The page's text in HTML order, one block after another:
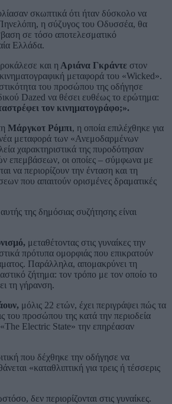
σκωπτικά ότι ήταν δύσκολο να
η σύζυγος του Οδυσσέα, θα
σε τόσο αποτελεσματικό
Ελλάδα.
και η Αριάνα Γκράντε στον
μεταφορά του «Wicked».
του προσώπου της οδήγησε
Dazed να θέσει ευθέως το ερώτημα:
τον κινηματογράφο;».
Μάργκοτ Ρόμπι, η οποία επιλέχθηκε για
μεταφορά των «Ανεμοδαρμένων
χαρακτηριστικά της πυροδότησαν
επεμβάσεων, οι οποίες – σύμφωνα με
να περιορίζουν την ένταση και τη
που απαιτούν ορισμένες δραματικές
της δημόσιας συζήτησης είναι
μεταθέτοντας στις γυναίκες την
πρότυπα ομορφιάς που επικρατούν
Παράλληλα, απομακρύνει τη
ζήτημα: τον τρόπο με τον οποίο το
τη γήρανση.
μόλις 22 ετών, έχει περιγράψει πώς τα
του προσώπου της κατά την περιοδεία
Electric State» την επηρέασαν
που δέχθηκε την οδήγησε να
«καταθλιπτική για τρεις ή τέσσερις
δεν περιορίζονται στις γυναίκες.